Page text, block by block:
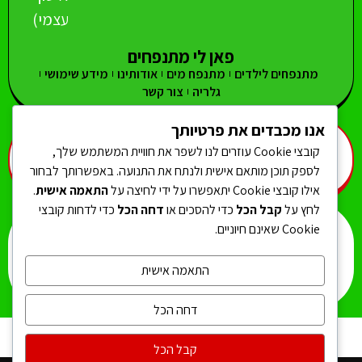
עצמי)
מתנפחים לילדים מתנפח מים אודותינו מידע שימושי
גלריה
צור קשר
פאן לי מתנפחים
מתנפח מים מגלשות מים מגלשה גבוהה
מתנפחים קטנים
מתנפחים צרים מתנפח אתגרון
מתנפחים לנסיכות
מתנפחים חדשים לילדים
המוצרים באתר הם לשימוש פרטי * התמונות באתר להמחשה בלבד *
הצהרת נגישות ביטול עסקה
מדיניות משלוחים
אנו מכבדים את פרטיותך
קובצי Cookie עוזרים לנו לשפר את חוויית המשתמש שלך,
לספק תוכן מותאם אישית ולנתח את התנועה. באפשרותך לבחור
אילו קובצי Cookie יתאפשרו על ידי לחיצה על
התאמה אישית.
לחץ עלקבל הכל כדי להסכים אודחה הכל כדי לדחות קובצי
Cookie שאינם חיוניים.
התאמה אישית
דחה הכל
קבל הכל